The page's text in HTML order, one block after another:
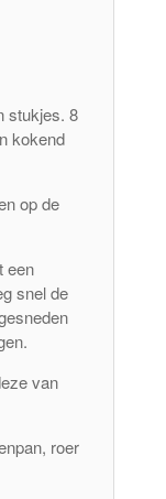
stukjes. 8
kokend
op de
een
snel de
van
roer